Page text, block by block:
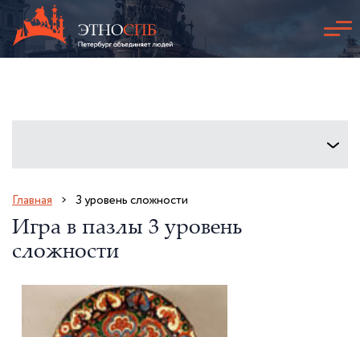
Главная 3 уровень сложности
Игра в пазлы 3 уровень
сложности